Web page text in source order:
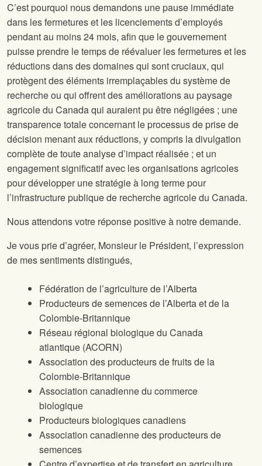
C’est pourquoi nous demandons une pause immédiate
dans les fermetures et les licenciements d’employés
pendant au moins 24 mois, afin que le gouvernement
puisse prendre le temps de réévaluer les fermetures et les
réductions dans des domaines qui sont cruciaux, qui
protègent des éléments irremplaçables du système de
recherche ou qui offrent des améliorations au paysage
agricole du Canada qui auraient pu être négligées ; une
transparence totale concernant le processus de prise de
décision menant aux réductions, y compris la divulgation
complète de toute analyse d’impact réalisée ; et un
engagement significatif avec les organisations agricoles
pour développer une stratégie à long terme pour
l’infrastructure publique de recherche agricole du Canada.
Nous attendons votre réponse positive à notre demande.
Je vous prie d’agréer, Monsieur le Président, l’expression
de mes sentiments distingués,
Fédération de l’agriculture de l’Alberta
Producteurs de semences de l’Alberta et de la
Colombie-Britannique
Réseau régional biologique du Canada
atlantique (ACORN)
Association des producteurs de fruits de la
Colombie-Britannique
Association canadienne du commerce
biologique
Producteurs biologiques canadiens
Association canadienne des producteurs de
semences